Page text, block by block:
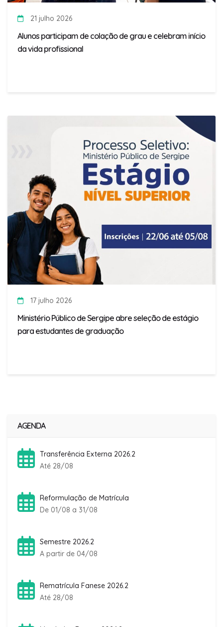
21 julho 2026
Alunos participam de colação de grau e celebram início
da vida profissional
17 julho 2026
Ministério Público de Sergipe abre seleção de estágio
para estudantes de graduação
AGENDA
Transferência Externa 2026.2
Até 28/08
Reformulação de Matrícula
De 01/08 a 31/08
Semestre 2026.2
A partir de 04/08
Rematrícula Fanese 2026.2
Até 28/08